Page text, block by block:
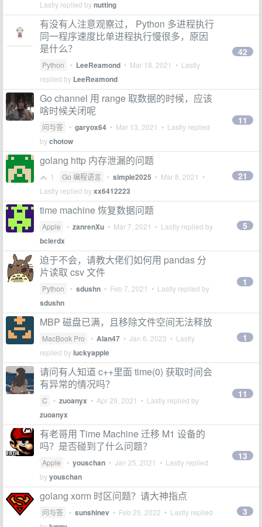
Lastly replied bynutting
有没有人注意观察过， Python 多进程执行
同一程序速度比单进程执行慢很多，原因
是什么？
Python • LeeReamond • Mar 18, 2021 • Lastly
replied by LeeReamond
42
Go channel 用 range 取数据的时候，应该
啥时候关闭呢
问与答 • garyox64 • Mar 13, 2021 • Lastly replied
bychotow
11
golang http 内存泄漏的问题
1 Go 编程语言 • simple2025 • Mar 8, 2021 •
Lastly replied byxx6412223
21
time machine 恢复数据问题
Apple • zanrenXu • Mar 7, 2021 • Lastly replied by
bclerdx
5
迫于不会，请教大佬们如何用 pandas 分
片读取 csv 文件
Python • sdushn • Feb 7, 2021 • Lastly replied by
sdushn
1
MBP 磁盘已满，且移除文件空间无法释放
MacBook Pro • Alan47 • Jan 6, 2023 • Lastly
replied byluckyapple
1
请问有人知道 c++里面 time(0) 获取时间会
有异常的情况吗？
C • zuoanyx • Apr 29, 2021 • Lastly replied by
zuoanyx
11
有老哥用 Time Machine 迁移 M1 设备的
吗？是否碰到了什么问题？
Apple • youschan • Jan 25, 2021 • Lastly replied
byyouschan
13
golang xorm 时区问题？请大神指点
问与答 • sunshinev • Feb 25, 2022 • Lastly replied
3